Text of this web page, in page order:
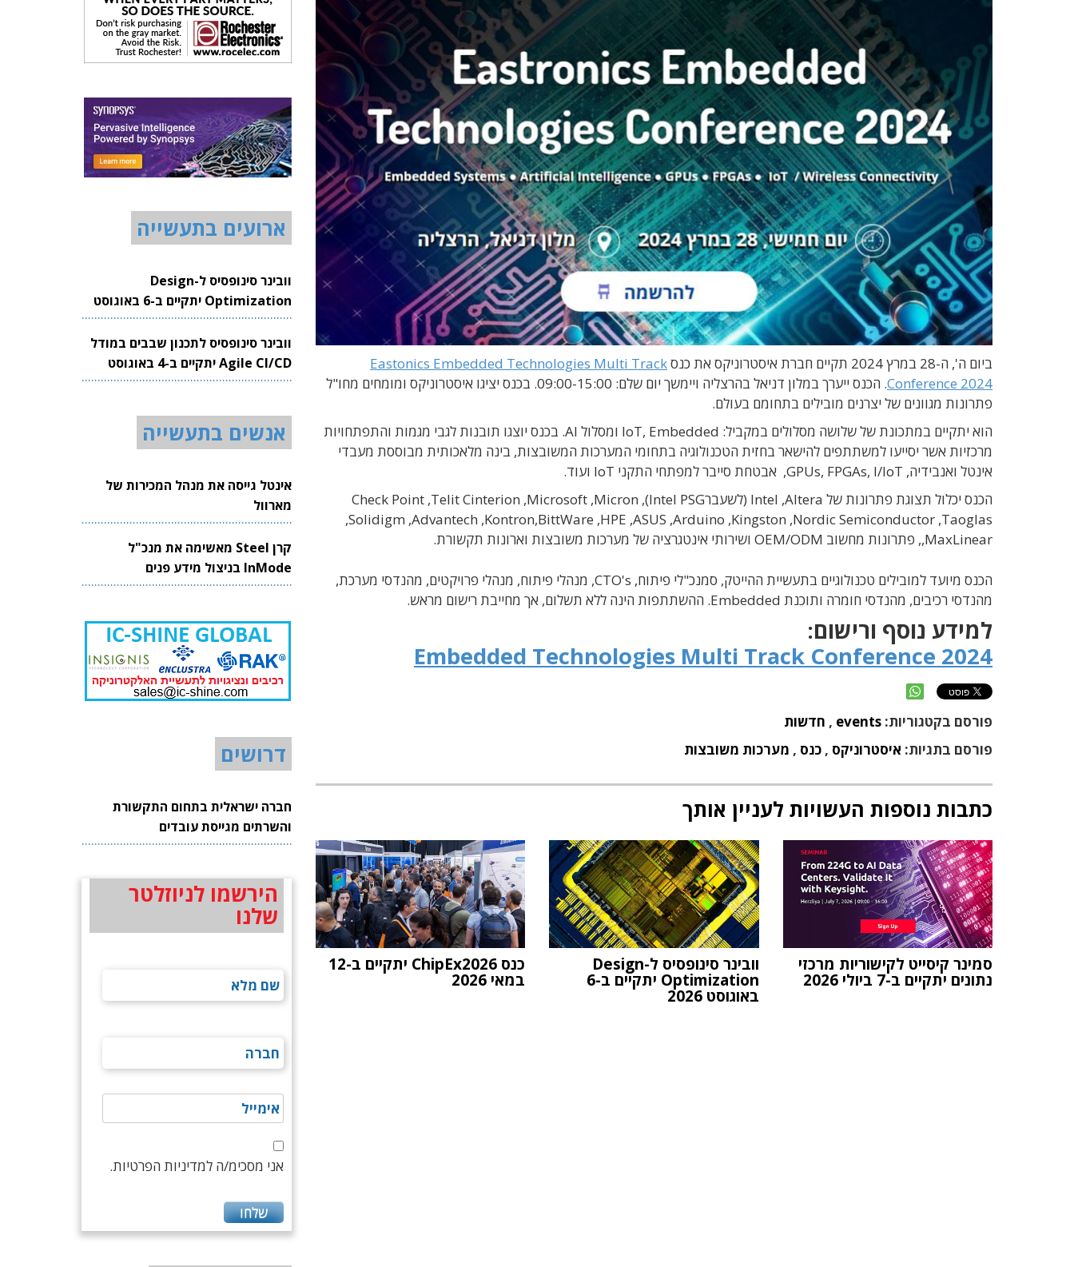
ביום ה', ה-28 במרץ 2024 תקיים חברת איסטרוניקס את כנס
Eastonics Embedded Technologies Multi Track
Conference 2024
. הכנס ייערך במלון דניאל בהרצליה ויימשך יום שלם: 09:00-15:00. בכנס יציגו איסטרוניקס ומומחים מחו"ל
פתרונות מגוונים של יצרנים מובילים בתחומם בעולם.
הוא יתקיים במתכונת של שלושה מסלולים במקביל: IoT, Embedded ומסלול AI. בכנס יוצגו תובנות לגבי מגמות והתפתחויות
מרכזיות אשר יסייעו למשתתפים להישאר בחזית הטכנולוגיה בתחומי המערכות המשובצות, בינה מלאכותית מבוססת מעבדי
אינטל ואנבידיה, GPUs, FPGAs, I/IoT, אבטחת סייבר למפתחי התקני IoT ועוד.
הכנס יכלול תצוגת פתרונות של Intel ,Altera
(לשעברIntel PSG
),
Check Point ,Telit Cinterion ,Microsoft ,Micron
,Solidigm ,Advantech ,Kontron,BittWare ,HPE ,ASUS ,Arduino ,Kingston ,Nordic Semiconductor ,Taoglas
,MaxLinear
, פתרונות מחשוב OEM/ODM ושירותי אינטגרציה של מערכות משובצות וארונות תקשורת.
הכנס מיועד למובילים טכנולוגיים בתעשיית ההייטק, סמנכ"לי פיתוח, CTO's, מנהלי פיתוח, מנהלי פרויקטים, מהנדסי מערכת,
מהנדסי רכיבים, מהנדסי חומרה ותוכנת Embedded. ההשתתפות הינה ללא תשלום, אך מחייבת רישום מראש.
למידע נוסף ורישום:
Embedded Technologies Multi Track Conference 2024
פורסם בקטגוריות: events
, חדשות
פורסם בתגיות: איסטרוניקס , כנס , מערכות משובצות
כתבות נוספות העשויות לעניין אותך
סמינר קיסייט לקישוריות מרכזי
נתונים יתקיים ב-7 ביולי 2026
וובינר סינופסיס ל-Design
Optimization יתקיים ב-6
באוגוסט 2026
כנס ChipEx2026 יתקיים ב-12
במאי 2026
ארועים בתעשייה
וובינר סינופסיס ל-Design
Optimization יתקיים ב-6 באוגוסט
2026
וובינר סינופסיס לתכנון שבבים במודל
Agile CI/CD יתקיים ב-4 באוגוסט
2026
אנשים בתעשייה
אינטל גייסה את מנהל המכירות של
מארוול
קרן Steel מאשימה את מנכ"ל
InMode בניצול מידע פנים
דרושים
חברה ישראלית בתחום התקשורת
והשרתים מגייסת עובדים
הירשמו לניוזלטר
שלנו
אני מסכימ/ה למדיניות הפרטיות.